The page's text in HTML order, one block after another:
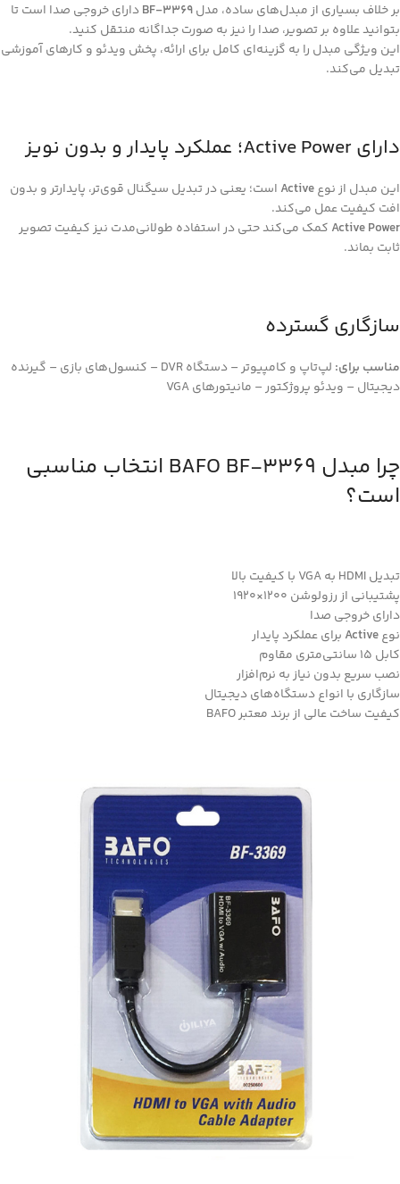
بر خلاف بسیاری از مبدل‌های ساده، مدلBF‑3369دارای خروجی صدا است تا
بتوانید علاوه بر تصویر، صدا را نیز به صورت جداگانه منتقل کنید.
این ویژگی مبدل را به گزینه‌ای کامل برای ارائه، پخش ویدئو و کارهای آموزشی
تبدیل می‌کند.
دارای Active Power؛ عملکرد پایدار و بدون نویز
این مبدل از نوعActive است؛ یعنی در تبدیل سیگنال قوی‌تر، پایدارتر و بدون
افت کیفیت عمل می‌کند.
Active Power کمک می‌کند حتی در استفاده طولانی‌مدت نیز کیفیت تصویر
ثابت بماند.
سازگاری گسترده
مناسب برای:
لپ‌تاپ و کامپیوتر – دستگاه DVR – کنسول‌های بازی – گیرنده
دیجیتال – ویدئو پروژکتور – مانیتورهای VGA
چرا مبدل BAFO BF‑3369 انتخاب مناسبی
است؟
تبدیل HDMI به VGA با کیفیت بالا
پشتیبانی از رزولوشن 1200×1920
دارای خروجی صدا
نوعActive برای عملکرد پایدار
کابل 15 سانتی‌متری مقاوم
نصب سریع بدون نیاز به نرم‌افزار
سازگاری با انواع دستگاه‌های دیجیتال
کیفیت ساخت عالی از برند معتبر BAFO